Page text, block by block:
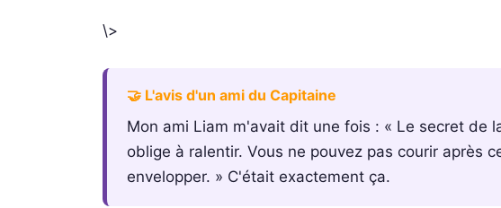
\>
🤝 L'avis d'un ami du Capitaine
Mon ami Liam m'avait dit une fois : « Le secret de
oblige à ralentir. Vous ne pouvez pas courir après
envelopper. » C'était exactement ça.